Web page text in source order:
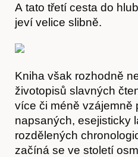
A tato třetí cesta do
jeví velice slibně.
Kniha však rozhodně
životopisů slavných
více či méně vzájemně
napsaných, esejisticky
rozdělených
začíná se ve století